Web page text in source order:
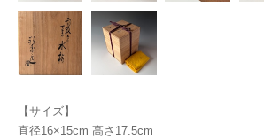
【サイズ】
直径16×15cm 高さ17.5cm